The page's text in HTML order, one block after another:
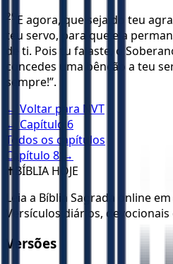
29 E agora, que seja do teu
teu servo, para que ela
de ti. Pois tu falaste, ó
concedes uma bênção a teu
sempre!”.
← Voltar para NVT
← Capítulo 6
Todos os capítulos
Capítulo 8 →
✝️ BÍBLIA HOJE
Leia a Bíblia Sagrada online
Versículos diários,
Versões